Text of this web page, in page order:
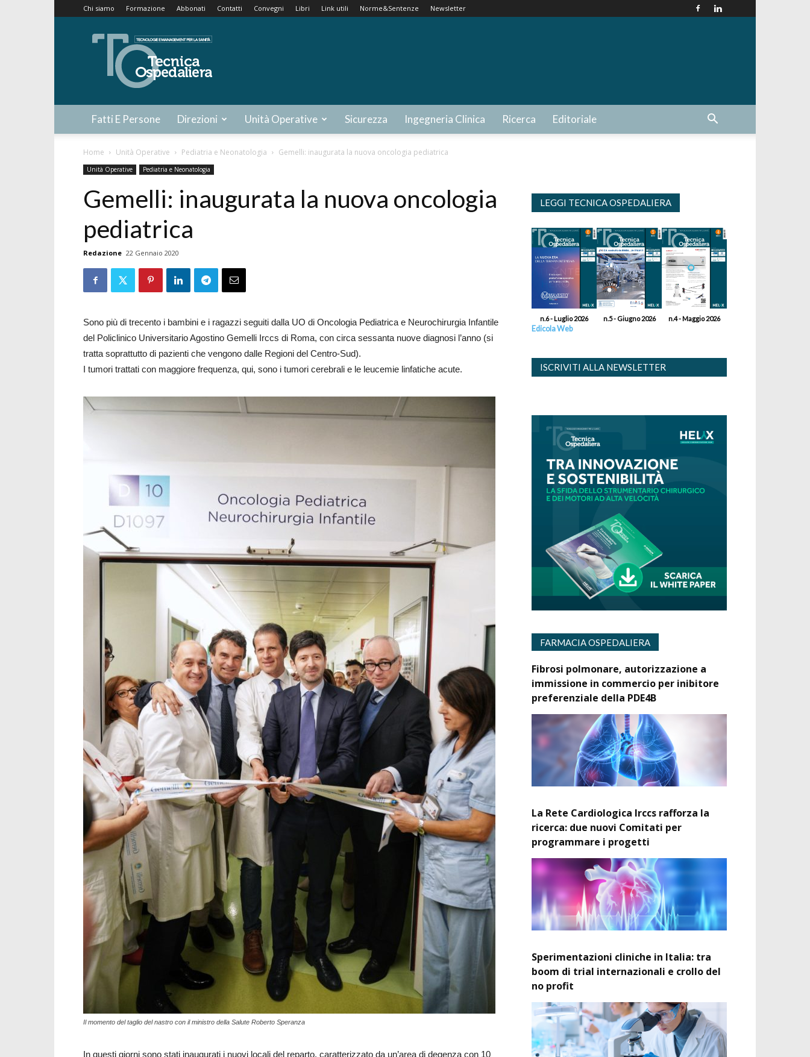
Chi siamo Formazione Abbonati Contatti Convegni Libri Link utili Norme&Sentenze Newsletter
Tecnica
Ospedaliera
Fatti E Persone Direzioni Unità Operative Sicurezza Ingegneria Clinica Ricerca Editoriale
Home Unità Operative Pediatria e Neonatologia Gemelli: inaugurata la nuova oncologia pediatrica
Unità Operative Pediatria e Neonatologia
Gemelli: inaugurata la nuova oncologia
pediatrica
Redazione 22 Gennaio 2020
Sono più di trecento i bambini e i ragazzi seguiti dalla UO di Oncologia Pediatrica e Neurochirurgia Infantile
del Policlinico Universitario Agostino Gemelli Irccs di Roma, con circa sessanta nuove diagnosi l’anno (si
tratta soprattutto di pazienti che vengono dalle Regioni del Centro-Sud).
I tumori trattati con maggiore frequenza, qui, sono i tumori cerebrali e le leucemie linfatiche acute.
Il momento del taglio del nastro con il ministro della Salute Roberto Speranza
In questi giorni sono stati inaugurati i nuovi locali del reparto, caratterizzato da un’area di degenza con 10
LEGGI TECNICA OSPEDALIERA
n.6 - Luglio 2026 n.5 - Giugno 2026 n.4 - Maggio 2026
Edicola Web
ISCRIVITI ALLA NEWSLETTER
FARMACIA OSPEDALIERA
Fibrosi polmonare, autorizzazione a
immissione in commercio per inibitore
preferenziale della PDE4B
La Rete Cardiologica Irccs rafforza la
ricerca: due nuovi Comitati per
programmare i progetti
Sperimentazioni cliniche in Italia: tra
boom di trial internazionali e crollo del
no profit